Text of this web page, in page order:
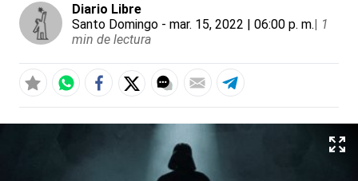
Diario Libre
Santo Domingo - mar. 15, 2022 | 06:00 p. m.| 1
min de lectura